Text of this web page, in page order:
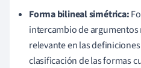
Forma bilineal simétrica:
intercambio de
relevante en las
clasificación de las formas